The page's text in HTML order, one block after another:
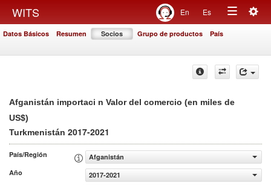
WITS En Es
Toggle
Datos Básicos Resumen Socios Grupo de productos País
Afganistán importaci n Valor del comercio (en miles de
US$)
Turkmenistán 2017-2021
País/Región
Afganistán
Año
2017-2021